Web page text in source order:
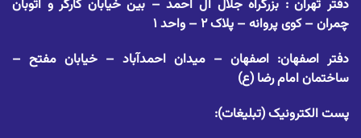
دفتر تهران : بزرگراه جلال آل احمد – بین خیابان کارگر و اتوبان
چمران – کوی پروانه – پلاک ۲ – واحد ۱
دفتر اصفهان: اصفهان – میدان احمدآباد – خیابان مفتح –
ساختمان امام رضا (ع)
پست الکترونیک (تبلیغات):